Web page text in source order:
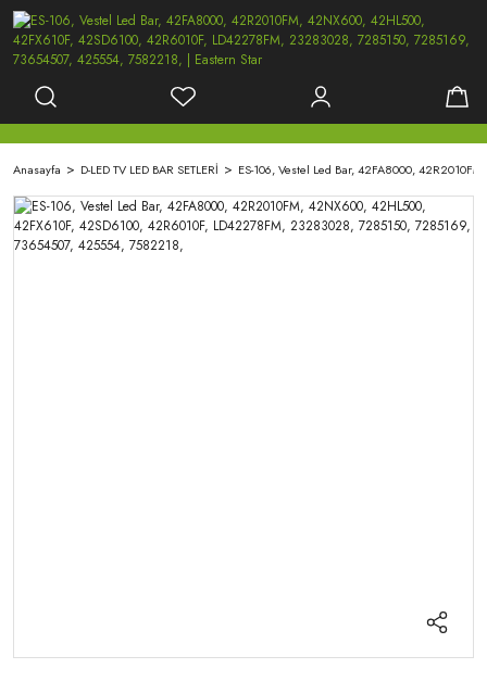
Anasayfa D-LED TV LED BAR SETLERİ ES-106, Vestel Led Bar, 42FA8000,